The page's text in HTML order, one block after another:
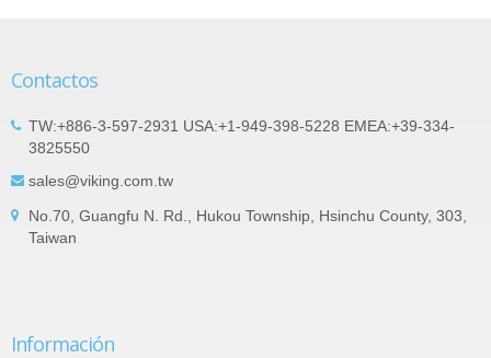
Contactos
TW:+886-3-597-2931 USA:+1-949-398-5228 EMEA:+39-334-
3825550
sales@viking.com.tw
No.70, Guangfu N. Rd., Hukou Township, Hsinchu County, 303,
Taiwan
Información